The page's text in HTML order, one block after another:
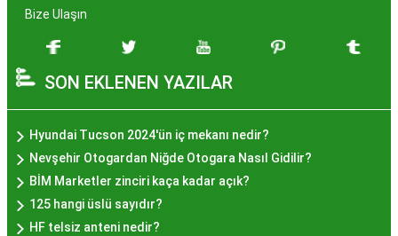
zenginleşmiştir. Hayır lokması, özel günlerde
hazırlanan ve lezzetiyle damaklarda unutulmaz
izler bırakan bir tatlıdır. İstanbul'da popüler
olmasının arkasında bu eşsiz lezzetin herkesi
cezbetmesi ve geleneksel dokunuşlarla
hazırlanması yatmaktadır.
Hayır Lokması İstanbul'da
Nerede Bulunur?
Bize Ulaşın
SON EKLENEN YAZILAR
Hyundai Tucson 2024'ün iç mekanı nedir?
Nevşehir Otogardan Niğde Otogara Nasıl Gidilir?
BİM Marketler zinciri kaça kadar açık?
125 hangi üslü sayıdır?
HF telsiz anteni nedir?